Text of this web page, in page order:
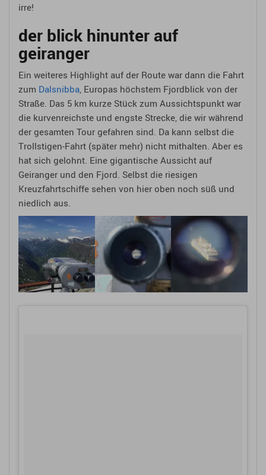
irre!
der blick hinunter auf
geiranger
Ein weiteres Highlight auf der Route war dann die Fahrt
zum Dalsnibba, Europas höchstem Fjordblick von der
Straße. Das 5 km kurze Stück zum Aussichtspunkt war
die kurvenreichste und engste Strecke, die wir während
der gesamten Tour gefahren sind. Da kann selbst die
Trollstigen-Fahrt (später mehr) nicht mithalten. Aber es
hat sich gelohnt. Eine gigantische Aussicht auf
Geiranger und den Fjord. Selbst die riesigen
Kreuzfahrtschiffe sehen von hier oben noch süß und
niedlich aus.